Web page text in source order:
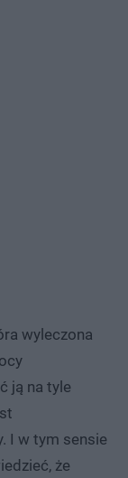
wyleczona
ją na tyle
I w tym sensie
że